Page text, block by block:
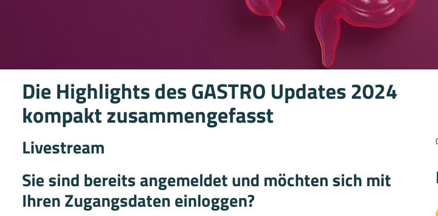
Die Highlights des GASTRO Updates 2024
kompakt zusammengefasst
Livestream
Sie sind bereits angemeldet und möchten sich mit
Ihren Zugangsdaten einloggen?